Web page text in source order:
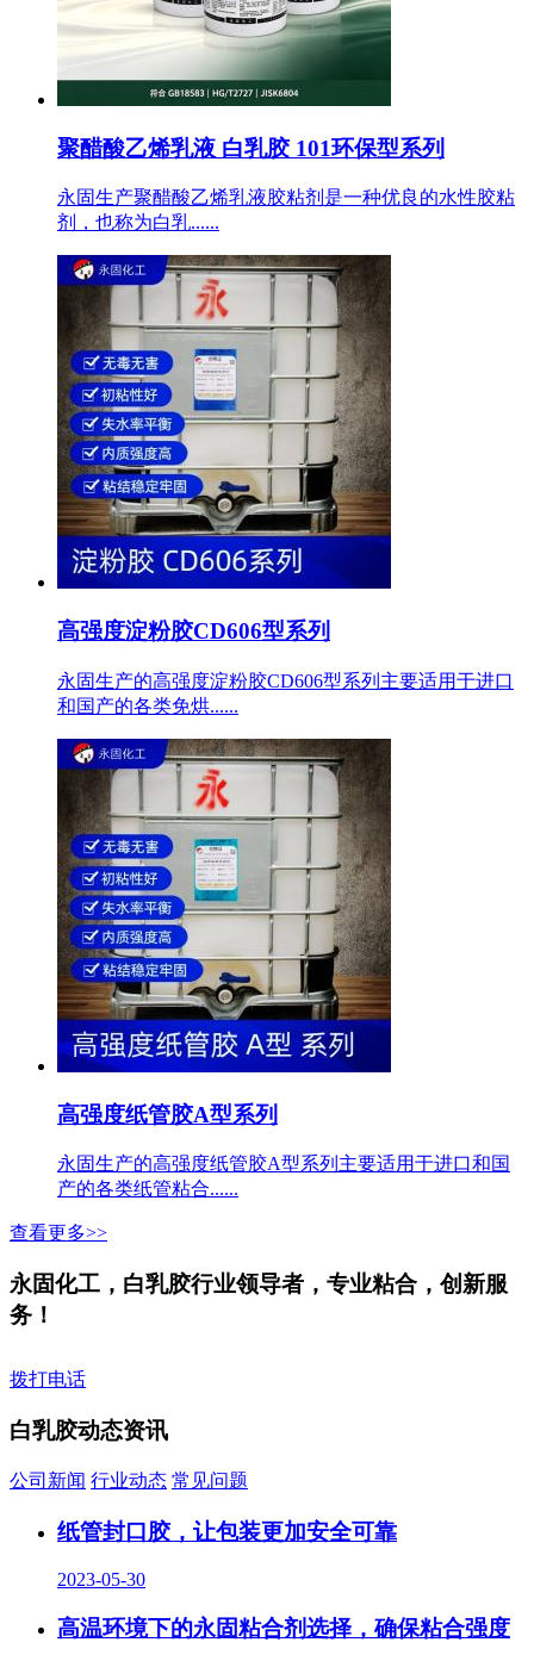
聚醋酸乙烯乳液 白乳胶 101环保型系列
永固生产聚醋酸乙烯乳液胶粘剂是一种优良的水性胶粘
剂，也称为白乳......
高强度淀粉胶CD606型系列
永固生产的高强度淀粉胶CD606型系列主要适用于进口
和国产的各类免烘......
高强度纸管胶A型系列
永固生产的高强度纸管胶A型系列主要适用于进口和国
产的各类纸管粘合......
查看更多>>
永固化工，白乳胶行业领导者，专业粘合，创新服
务！
拨打电话
白乳胶动态资讯
公司新闻 行业动态 常见问题
纸管封口胶，让包装更加安全可靠
2023-05-30
高温环境下的永固粘合剂选择，确保粘合强度